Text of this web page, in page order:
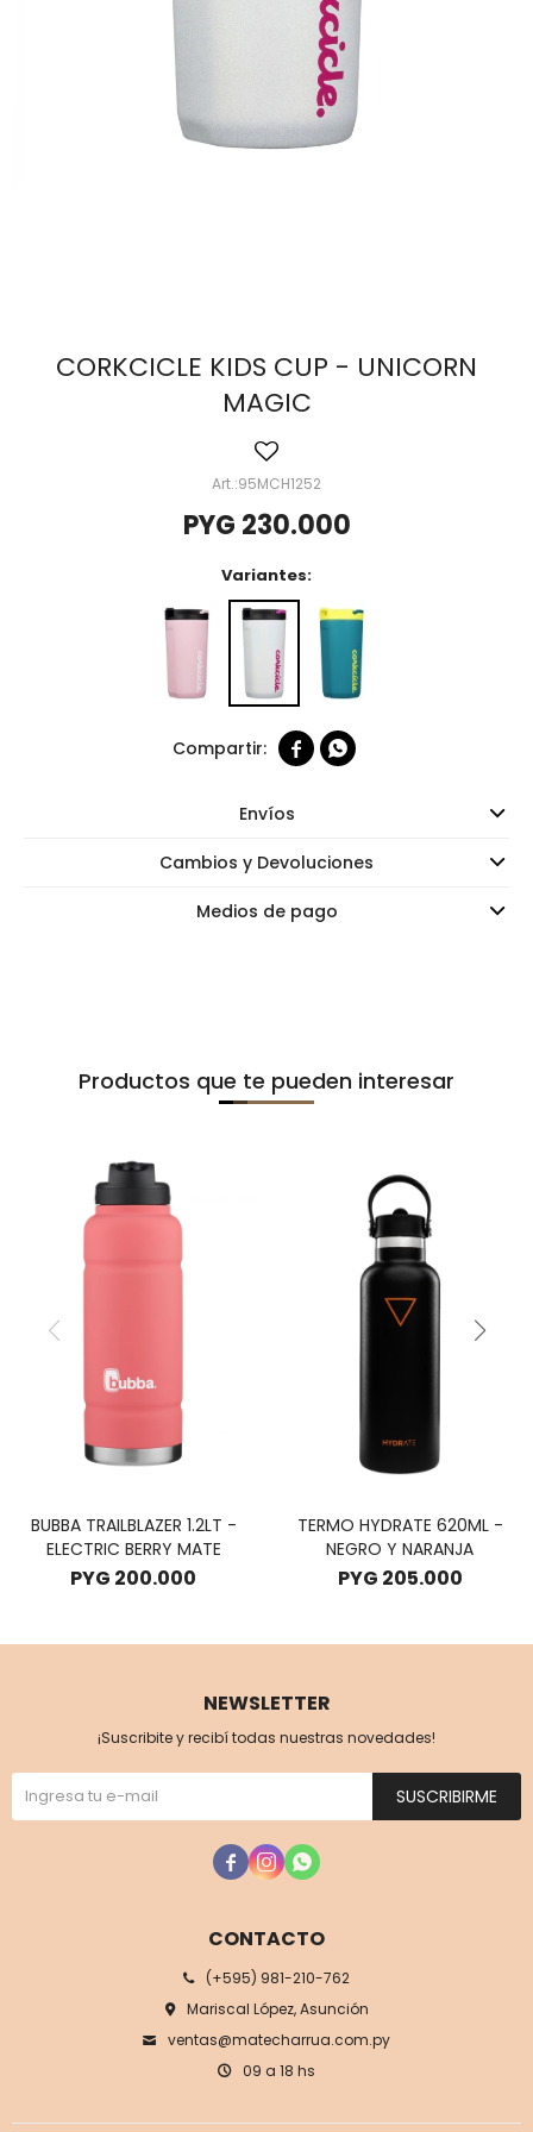
CORKCICLE KIDS CUP - UNICORN
MAGIC
95MCH1252
PYG 230.000
Variantes:
 
Envíos
Cambios y Devoluciones
Medios de pago
Productos que te pueden interesar
BUBBA TRAILBLAZER 1.2LT -
ELECTRIC BERRY MATE
PYG 200.000
TERMO HYDRATE 620ML -
NEGRO Y NARANJA
PYG 205.000
CONTACTO
(+595) 981-210-762
Mariscal López, Asunción
ventas@matecharrua.com.py
09 a 18 hs
NEWSLETTER
¡Suscribite y recibí todas nuestras novedades!
SUSCRIBIRME
  